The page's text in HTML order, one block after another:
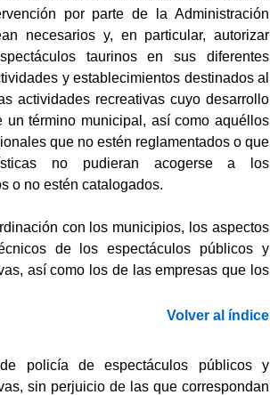
por parte de la Administración
necesarios y, en particular, autorizar
taurinos en sus diferentes
y establecimientos destinados al
actividades recreativas cuyo desarrollo
un término municipal, así como aquéllos
que no estén reglamentados o que
no pudieran acogerse a los
o no estén catalogados.
con los municipios, los aspectos
de los espectáculos públicos y
así como los de las empresas que los
Volver al índice
policía de espectáculos públicos y
sin perjuicio de las que correspondan